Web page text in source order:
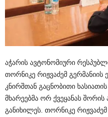
აჭარის ავტონომიური
თორნიკე რიჟვაძემ
კნირშთან გაცნობითი
მხარეებმა ორ ქვეყანას
განიხილეს. თორნიკე